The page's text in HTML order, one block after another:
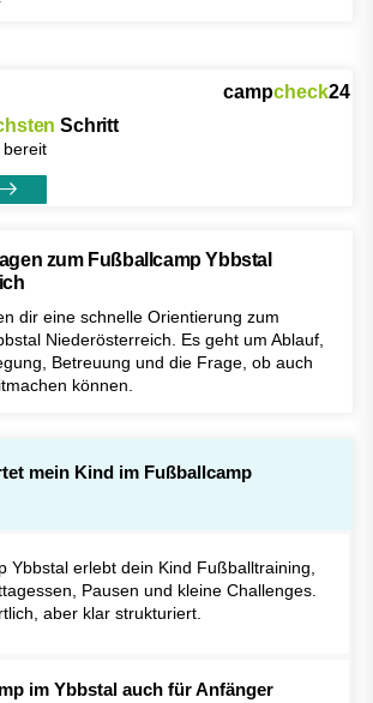
campcheck24
Schritt
bereit
zum Fußballcamp Ybbstal
dir eine schnelle Orientierung zum
Niederösterreich. Es geht um Ablauf,
Betreuung und die Frage, ob auch
können.
mein Kind im Fußballcamp
Ybbstal erlebt dein Kind Fußballtraining,
Pausen und kleine Challenges.
aber klar strukturiert.
im Ybbstal auch für Anfänger